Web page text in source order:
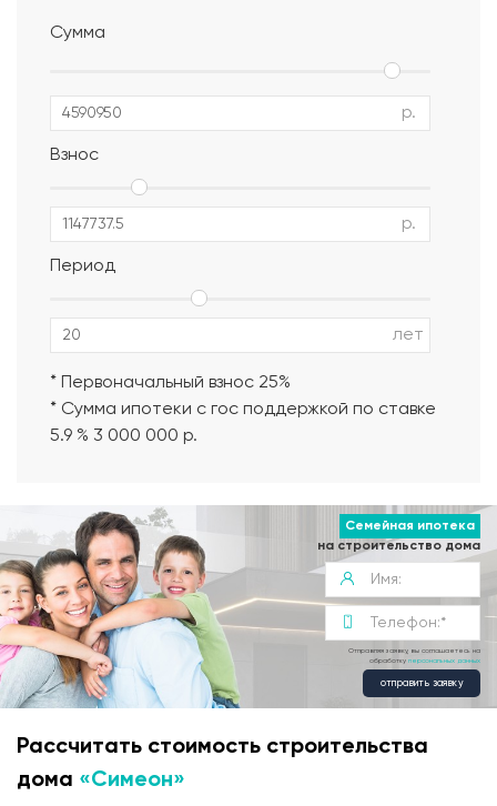
Альбом АР, КР, ИР
Сумма
р.
Взнос
р.
Период
лет
* Первоначальный взнос 25%
* Сумма ипотеки с гос поддержкой по ставке
5.9 % 3 000 000 р.
Семейная ипотека
на строительство дома
Отправляя заявку, вы соглашаетесь на
обработку персональных данных
отправить заявку
Рассчитать стоимость строительства
дома «Симеон»